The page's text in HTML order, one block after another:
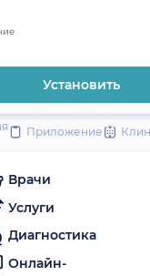
Установить
Приложение
Врачи
Услуги
Диагностика
Онлайн-